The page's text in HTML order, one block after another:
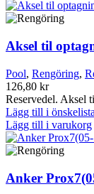
Aksel til
Pool, Rengöring,
126,80 kr
Reservedel. Aksel
Lägg till i önskelista
Lägg till i varukorg
Anker